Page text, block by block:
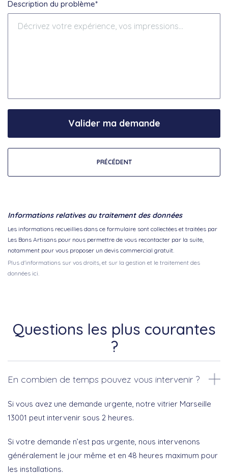
Description du problème*
PRÉCÉDENT
Valider ma demande
Informations relatives au traitement des données
Les informations recueillies dans ce formulaire sont collectées et traitées par
Les Bons Artisans pour nous permettre de vous recontacter par la suite,
notamment pour vous proposer un devis commercial gratuit.
Plus d'informations sur vos droits, et sur la gestion et le traitement des
données ici.
Questions les plus courantes
?
En combien de temps pouvez vous intervenir ?
Si vous avez une demande urgente, notre vitrier Marseille
13001 peut intervenir sous 2 heures.
Si votre demande n’est pas urgente, nous intervenons
généralement le jour même et en 48 heures maximum pour
les installations.